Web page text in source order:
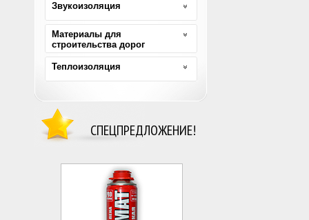
Звукоизоляция
Материалы для
строительства дорог
Теплоизоляция
СПЕЦПРЕДЛОЖЕНИЕ!